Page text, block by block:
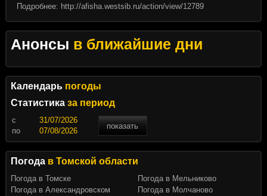
Подробнее: http://afisha.westsib.ru/action/view/12789
Анонсы в ближайшие дни
Календарь погоды
Статистика за период
c
показать
по
Погода в Томской области
Погода в Томске
Погода в Александровском
Погода в Мельниково
Погода в Молчаново